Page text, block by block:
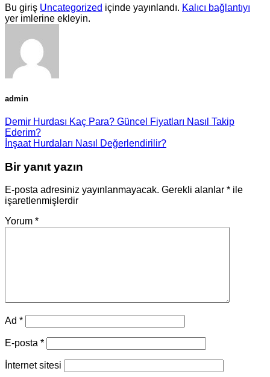
Bu giriş Uncategorized içinde yayınlandı. Kalıcı bağlantıyı
yer imlerine ekleyin.
admin
Demir Hurdası Kaç Para? Güncel Fiyatları Nasıl Takip
Ederim?
İnşaat Hurdaları Nasıl Değerlendirilir?
Bir yanıt yazın
E-posta adresiniz yayınlanmayacak. Gerekli alanlar * ile
işaretlenmişlerdir
Yorum *
Ad *
E-posta *
İnternet sitesi